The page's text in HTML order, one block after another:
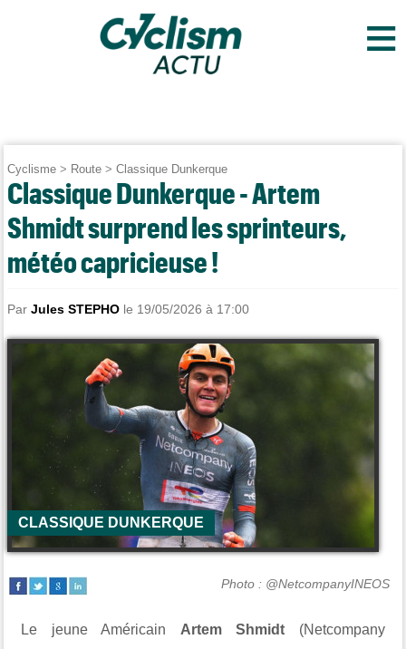
≡
Cyclisme > Route >Classique Dunkerque
Classique Dunkerque - Artem
Shmidt surprend les sprinteurs,
météo capricieuse !
ParJules STEPHO le 19/05/2026 à 17:00
CLASSIQUE DUNKERQUE
Photo : @NetcompanyINEOS
Le jeune Américain Artem Shmidt (Netcompany